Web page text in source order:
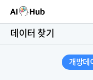
AI-Hub
데이터 찾기
개방데